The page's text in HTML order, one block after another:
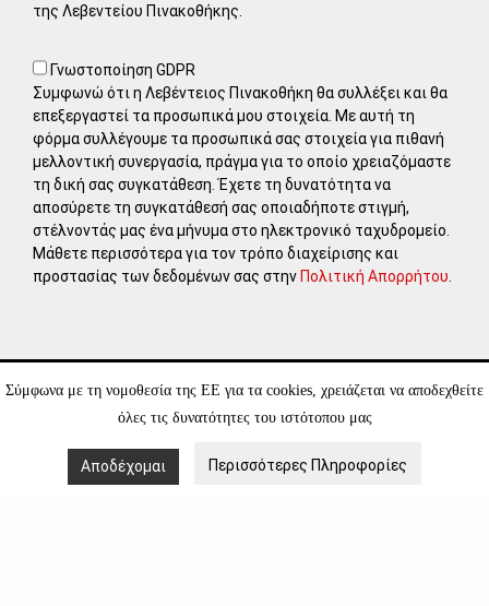
Σύμφωνα με τη νομοθεσία της ΕΕ για τα cookies, χρειάζεται να αποδεχθείτε
όλες τις δυνατότητες του ιστότοπου μας
Αποδέχομαι Περισσότερες Πληροφορίες
της Λεβεντείου Πινακοθήκης.
Γνωστοποίηση GDPR
Συμφωνώ ότι η Λεβέντειος Πινακοθήκη θα συλλέξει και θα
επεξεργαστεί τα προσωπικά μου στοιχεία. Με αυτή τη
φόρμα συλλέγουμε τα προσωπικά σας στοιχεία για πιθανή
μελλοντική συνεργασία, πράγμα για το οποίο χρειαζόμαστε
τη δική σας συγκατάθεση. Έχετε τη δυνατότητα να
αποσύρετε τη συγκατάθεσή σας οποιαδήποτε στιγμή,
στέλνοντάς μας ένα μήνυμα στο ηλεκτρονικό ταχυδρομείο.
Μάθετε περισσότερα για τον τρόπο διαχείρισης και
προστασίας των δεδομένων σας στηνΠολιτική Απορρήτου
ΕΠΙΣΚΕΦΘΕΙΤΕ
leventisgallery.org